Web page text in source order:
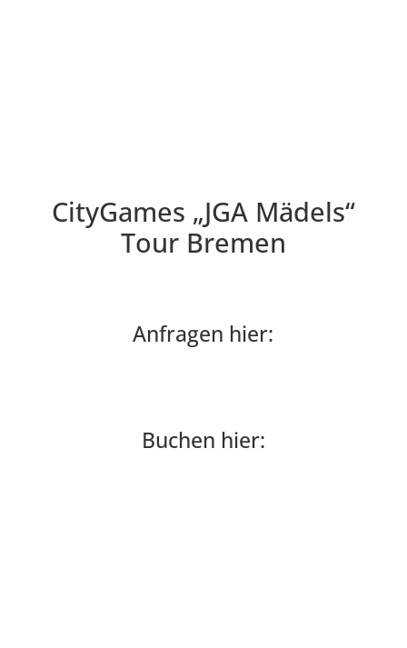
CityGames „JGA Mädels“
Tour Bremen
Anfragen hier:
Buchen hier: